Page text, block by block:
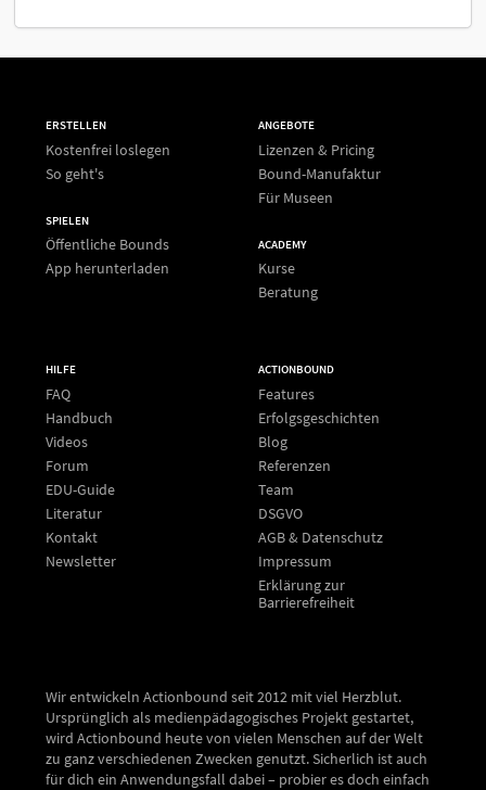
ERSTELLEN
Kostenfrei loslegen
So geht's
SPIELEN
Öffentliche Bounds
App herunterladen
ANGEBOTE
Lizenzen & Pricing
Bound-Manufaktur
Für Museen
ACADEMY
Kurse
Beratung
HILFE
FAQ
Handbuch
Videos
Forum
EDU-Guide
Literatur
Kontakt
Newsletter
ACTIONBOUND
Features
Erfolgsgeschichten
Blog
Referenzen
Team
DSGVO
AGB & Datenschutz
Impressum
Erklärung zur
Barrierefreiheit
Wir entwickeln Actionbound seit 2012 mit viel Herzblut.
Ursprünglich als medienpädagogisches Projekt gestartet,
wird Actionbound heute von vielen Menschen auf der Welt
zu ganz verschiedenen Zwecken genutzt. Sicherlich ist auch
für dich ein Anwendungsfall dabei – probier es doch einfach